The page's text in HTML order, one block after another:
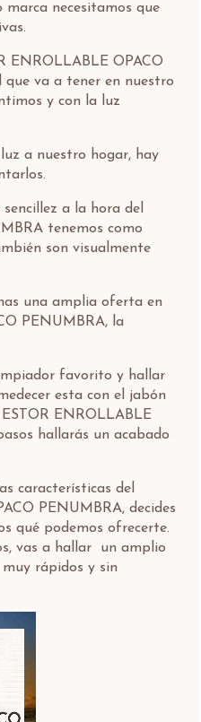
marca necesitamos que
ENROLLABLE OPACO
que va a tener en nuestro
y con la luz
a nuestro hogar, hay
a la hora del
tenemos como
son visualmente
una amplia oferta en
PENUMBRA, la
favorito y hallar
esta con el jabón
ENROLLABLE
hallarás un acabado
características del
PENUMBRA, decides
qué podemos ofrecerte.
vas a hallar un amplio
rápidos y sin